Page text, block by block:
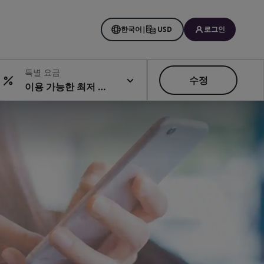
한국어| USD 로그인
특별 요금
이용 가능한 최저 요
금
수정